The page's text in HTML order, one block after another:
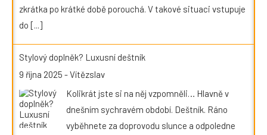
zkrátka po krátké době porouchá. V takové situaci vstupuje
do [...]
Stylový doplněk? Luxusní deštník
9 října 2025 -Vítězslav
Kolikrát jste si na něj vzpomněli… Hlavně v
dnešním sychravém období. Deštník. Ráno
vyběhnete za doprovodu slunce a odpoledne